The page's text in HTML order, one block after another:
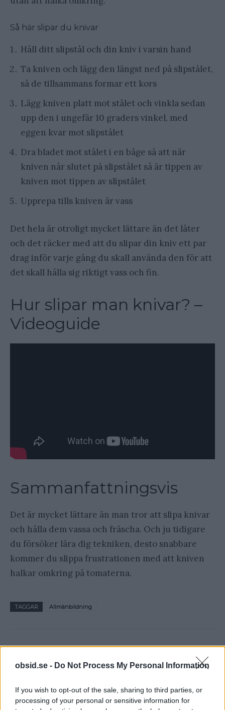
obsid.se - Do Not Process My Personal Information
If you wish to opt-out of the sale, sharing to third parties, or
processing of your personal or sensitive information for
Så här slipar du knivar
Håll ditt slipstål och din kniv i varsin hand
Ta kniven och lägg den längst ned på slipstålet,
så de tillsammans formar ett kors
Lägg kniven platt mot stålet och vinkla sedan
upp den i ungefär 10 graders vinkel, med
eggen kvar mot slipstålet
Dra bladet mot stålet i en båge så att när
kniven når slutet på slipstålet så är tippen av
kniven mot tippen av slipstålet
Upprepa tills kniven är vass
Det hela är otroligt mycket lättare än det låter
och det räcker med att du slipar din kniv ett par
drag inför varje gång du skall använda den för att
det skall hålla sig riktigt vass och fin.
Hur slipar man knivar? –
Videoguide
Sammanfattningsvis
Det är mycket lättare än man tror att slipa knivar
och hålla dem vassa och fräscha. Och ju tidigare
du försöker lära dig tekniken, desto snabbare
kommer du slippa frustrationen med att kniven
halkar omkring på tomaterna.
TAGGAR Allmänbildning